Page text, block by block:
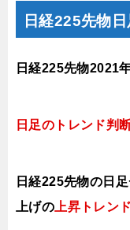
日経225先物
日経225先物2021
日足のトレンド判
日経225先物の日
上げの 上昇トレンド